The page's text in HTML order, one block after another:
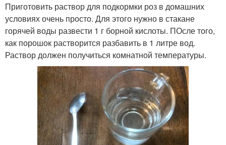
Приготовить раствор для подкормки роз в домашних
условиях очень просто. Для этого нужно в стакане
горячей воды развести 1 г борной кислоты. ПОсле того,
как порошок растворится разбавить в 1 литре вод.
Раствор должен получиться комнатной температуры.